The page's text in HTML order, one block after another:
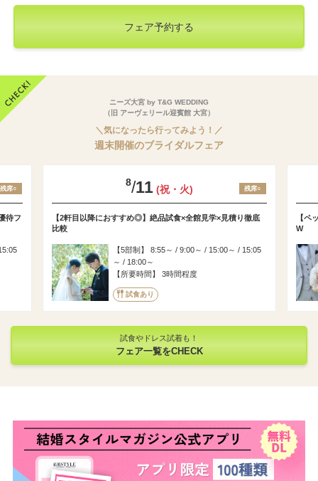
フェア予約する
ニーズ大宮 by T&G WEDDING
（旧 アーヴェリール迎賓館 大宮）
＼気になったら行ってみよう！／
週末開催のブライダルフェア
残席○
待フ
8/11 (祝・火) 残席○
【2軒目以降におすすめ◎】絶品試食×全館見学×見積り徹底
比較
5部制
8:55～ / 9:00～ / 15:00～ / 15:05
～ / 18:00～
所要時間
3時間程度
試食あり
【ペ
W
試食やドレス試着も！
フェア一覧をCHECK